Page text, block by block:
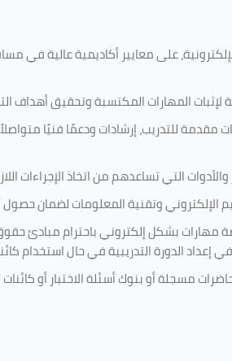
على معايير أكاديمية عالية
المهارات المكتسبة وتحقيق أهداف
للتدريب، إرشادات ودعمًا فنيًا
التي تساعدهم من اتخاذ الإجراءات
وتقنية المعلومات لضمان حصول
مهارات بشكل إلكتروني باحترام مبادئ
إعداد الدورة التدريبية في حال استخدام
مسجلة أو بنوك أسئلة الاختبار أو